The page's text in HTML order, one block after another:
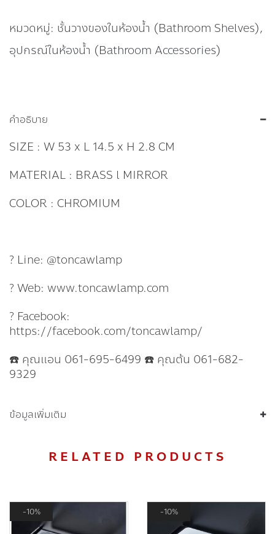
หมวดหมู่: ชั้นวางของในห้องน้ำ (Bathroom Shelves),
อุปกรณ์ในห้องน้ำ (Bathroom Accessories)
คำอธิบาย
SIZE : W 53 x L 14.5 x H 2.8 CM
MATERIAL : BRASS l MIRROR
COLOR : CHROMIUM
? Line: @toncawlamp
? Web: www.toncawlamp.com
? Facebook:
https://facebook.com/toncawlamp/
☎️ คุณแอน 061-695-6499 ☎️ คุณต้น 061-682-
9329
ข้อมูลเพิ่มเติม
RELATED PRODUCTS
10% 10%